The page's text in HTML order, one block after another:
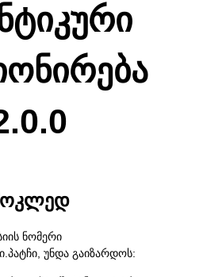
ნომერი
უნდა გაიზარდოს: